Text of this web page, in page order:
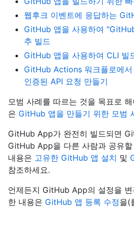
웹후크 이벤트에 응답하는
GitHub 앱을 사용하여
추 빌드
GitHub 앱을 사용하여 CLI 빌
GitHub Actions 워크플로에
인증된 API 요청 만들기
모범 사례를 따르는 것을 목표로
은 GitHub 앱을 만들기 위한 모범
GitHub App가 완전히 빌드되면
GitHub App을 다른 사람과 공유
내용은 고유한 GitHub 앱 설치 및
참조하세요.
언제든지 GitHub App의 설정을
한 내용은 GitHub 앱 등록 수정을(